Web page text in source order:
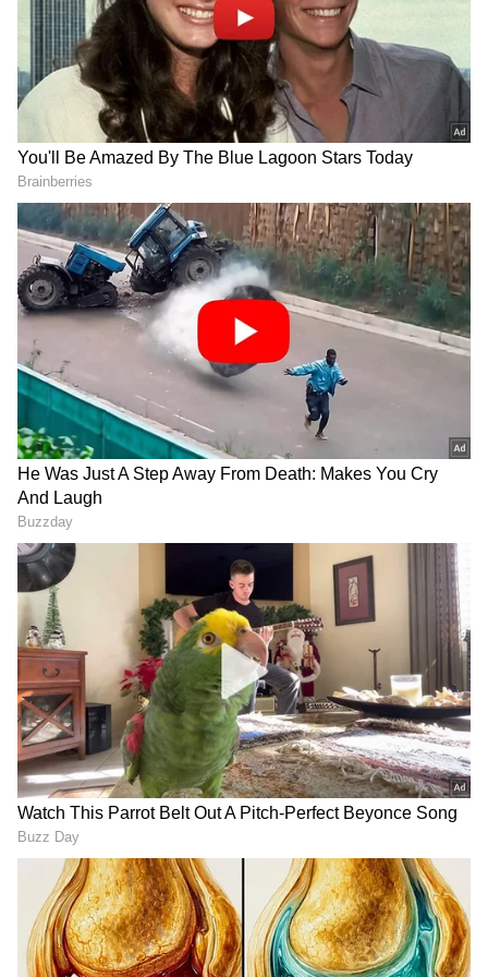
Related Articles
Bengaluru Love tragedy: ಪ್ರೇಯಸಿ ಭವಾನಿ
ಕೊಲೆಗೈದ ಪ್ರೇಮಿ ಚಂದು; ಸುಳಿವು ಬಿಚ್ಚಿಟ್ಟ
ಇನ್‌ಸ್ಟಾಗ್ರಾಂ ಸ್ಟೋರಿ!
ಗರ್ಲ್‌ಫ್ರೆಂಡ್‌ಗೆ 3 ಲಕ್ಷದ ಗಿಫ್ಟ್ ಕೊಟ್ಟ ಮರುದಿನವೇ
ಯುವಕನಿಗೆ ಬಿಗ್ ಶಾಕ್! ಚಾಟ್ ಸ್ಕ್ರೀನ್‌ಶಾಟ್ ನೋಡಿ
ಕಣ್ಣೀರಿಟ್ಟ ಪ್ರೇಮಿ
DOWNLOAD APP
RECOMMENDED STORIES
ಶ್ರೀಲಂಕಾ ಟೆಸ್ಟ್‌ನಲ್ಲಿ ಕನ್ನಡಿಗ
ರಾಹುಲ್, ಗಿಲ್, ಜೈಸ್ವಾಲ್‌ಗೆ
ಸ್ಪೆಷಲ್ ಟಾಸ್ಕ್ ಕೊಟ್ಟ ಗೌತಮ್
ಗಂಭೀರ್!
SIR: ಬೆಂಗಳೂರಿನಲ್ಲಿ 50 ಲಕ್ಷ
ವೋಟರ್ ಐಡಿ ಕಟ್?! ನಿಮ್ಮ
ಹೆಸರೂ ಲಿಸ್ಟ್‌ನಲ್ಲಿದೆಯಾ ಎಂದು
ಹೀಗೆ ಚೆಕ್ ಮಾಡಿ!